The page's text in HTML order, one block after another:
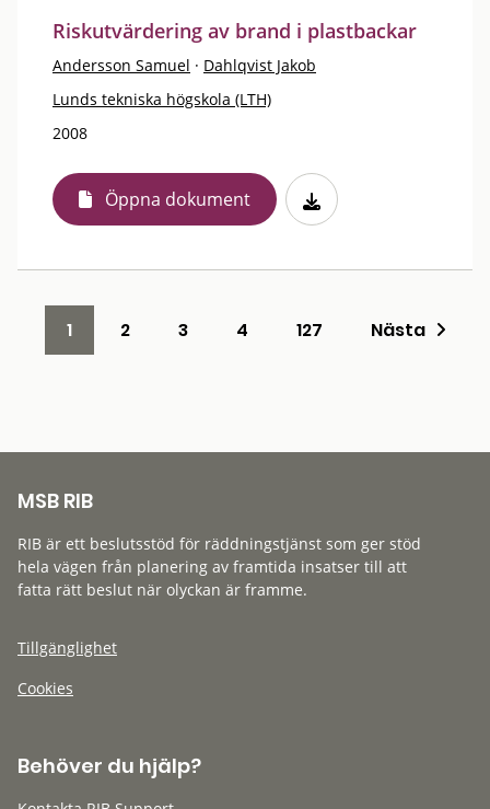
Riskutvärdering av brand i plastbackar
Andersson Samuel · Dahlqvist Jakob
Lunds tekniska högskola (LTH)
2008
Öppna dokument
1 2 3 4 127 Nästa
MSB RIB
RIB är ett beslutsstöd för räddningstjänst som ger stöd
hela vägen från planering av framtida insatser till att
fatta rätt beslut när olyckan är framme.
Tillgänglighet
Cookies
Behöver du hjälp?